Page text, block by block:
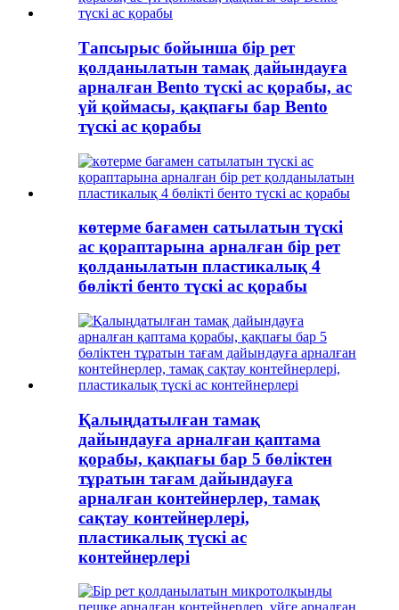
Тапсырыс бойынша бір рет
қолданылатын тамақ дайындауға
арналған Bento түскі ас қорабы, ас
үй қоймасы, қақпағы бар Bento
түскі ас қорабы
көтерме бағамен сатылатын түскі
ас қораптарына арналған бір рет
қолданылатын пластикалық 4
бөлікті бенто түскі ас қорабы
Қалыңдатылған тамақ
дайындауға арналған қаптама
қорабы, қақпағы бар 5 бөліктен
тұратын тағам дайындауға
арналған контейнерлер, тамақ
сақтау контейнерлері,
пластикалық түскі ас
контейнерлері